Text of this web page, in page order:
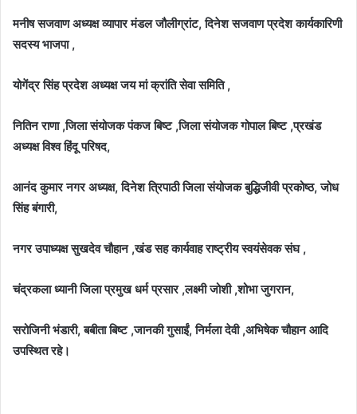
मनीष सजवाण अध्यक्ष व्यापार मंडल जौलीग्रांट, दिनेश सजवाण प्रदेश कार्यकारिणी
सदस्य भाजपा ,
योगेंद्र सिंह प्रदेश अध्यक्ष जय मां क्रांति सेवा समिति ,
नितिन राणा ,जिला संयोजक पंकज बिष्ट ,जिला संयोजक गोपाल बिष्ट ,प्रखंड
अध्यक्ष विश्व हिंदू परिषद,
आनंद कुमार नगर अध्यक्ष, दिनेश त्रिपाठी जिला संयोजक बुद्धिजीवी प्रकोष्ठ, जोध
सिंह बंगारी,
नगर उपाध्यक्ष सुखदेव चौहान ,खंड सह कार्यवाह राष्ट्रीय स्वयंसेवक संघ ,
चंद्रकला ध्यानी जिला प्रमुख धर्म प्रसार ,लक्ष्मी जोशी ,शोभा जुगरान,
सरोजिनी भंडारी, बबीता बिष्ट ,जानकी गुसाईं, निर्मला देवी ,अभिषेक चौहान आदि
उपस्थित रहे।